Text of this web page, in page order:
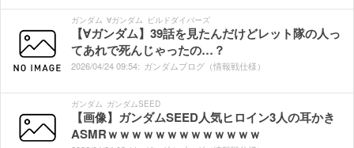
ガンダム ∀ガンダム ビルドダイバーズ
【∀ガンダム】39話を見たんだけどレット隊の人っ
てあれで死んじゃったの…？
2026/04/2409:54: ガンダムブログ（情報戦仕様）
ガンダム ガンダムSEED
【画像】ガンダムSEED人気ヒロイン3人の耳かき
ASMRｗｗｗｗｗｗｗｗｗｗｗｗｗ